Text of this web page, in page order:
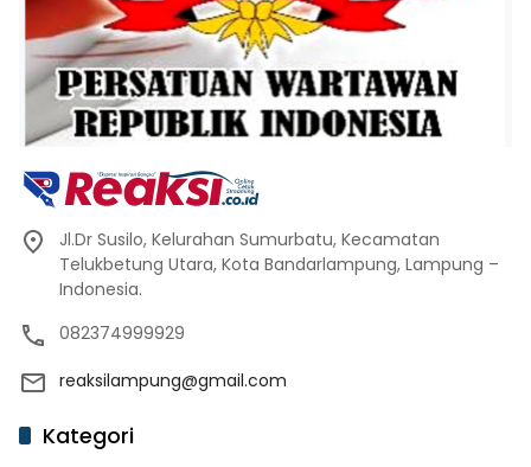
Jl.Dr Susilo, Kelurahan Sumurbatu, Kecamatan
Telukbetung Utara, Kota Bandarlampung, Lampung –
Indonesia.
082374999929
reaksilampung@gmail.com
Kategori